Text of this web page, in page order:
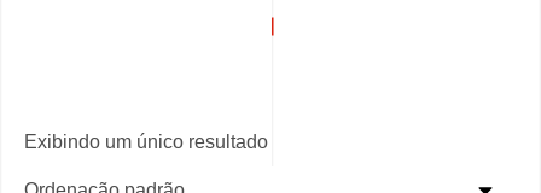
Exibindo um único resultado